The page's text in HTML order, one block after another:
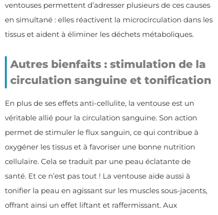
ventouses permettent d’adresser plusieurs de ces causes
en simultané : elles réactivent la microcirculation dans les
tissus et aident à éliminer les déchets métaboliques.
Autres bienfaits : stimulation de la
circulation sanguine et tonification
En plus de ses effets anti-cellulite, la ventouse est un
véritable allié pour la circulation sanguine. Son action
permet de stimuler le flux sanguin, ce qui contribue à
oxygéner les tissus et à favoriser une bonne nutrition
cellulaire. Cela se traduit par une peau éclatante de
santé. Et ce n’est pas tout ! La ventouse aide aussi à
tonifier la peau en agissant sur les muscles sous-jacents,
offrant ainsi un effet liftant et raffermissant. Aux